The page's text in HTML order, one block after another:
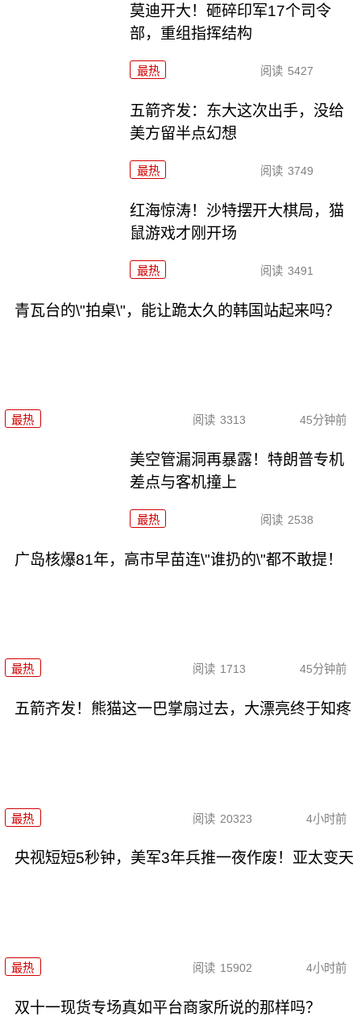
莫迪开大！砸碎印军17个司令
部，重组指挥结构
最热 阅读 5427
五箭齐发：东大这次出手，没给
美方留半点幻想
最热 阅读 3749
红海惊涛！沙特摆开大棋局，猫
鼠游戏才刚开场
最热 阅读 3491
青瓦台的\"拍桌\"，能让跪太久的韩国站起来吗？
最热 阅读 3313 45分钟前
美空管漏洞再暴露！特朗普专机
差点与客机撞上
最热 阅读 2538
广岛核爆81年，高市早苗连\"谁扔的\"都不敢提！
最热 阅读 1713 45分钟前
五箭齐发！熊猫这一巴掌扇过去，大漂亮终于知疼
最热 阅读 20323 4小时前
央视短短5秒钟，美军3年兵推一夜作废！亚太变天
最热 阅读 15902 4小时前
双十一现货专场真如平台商家所说的那样吗？